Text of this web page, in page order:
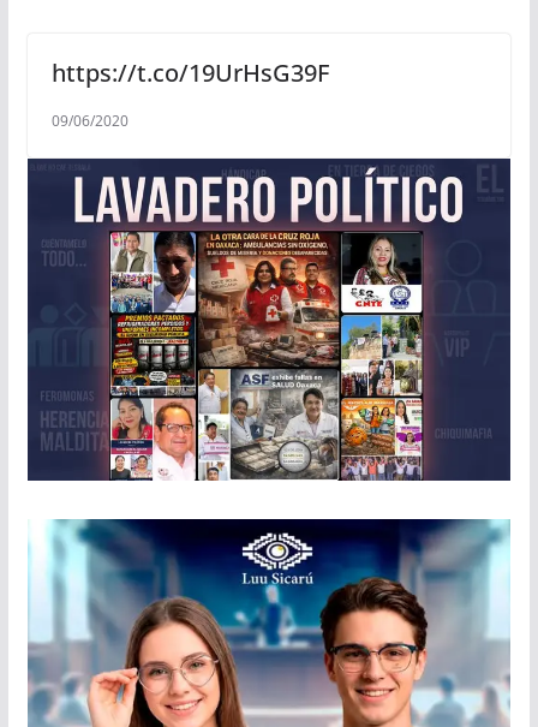
https://t.co/19UrHsG39F
09/06/2020